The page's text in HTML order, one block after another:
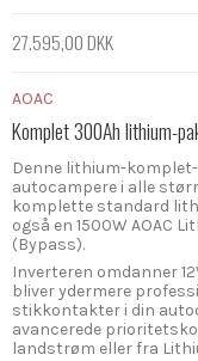
27.595,00 DKK
AOAC
Komplet 300Ah lithium-
Denne lithium-
autocampere i alle
komplette standard
også en 1500W AOAC
(Bypass).
Inverteren omdanner
bliver ydermere
stikkontakter i din
avancerede
landstrøm eller fra